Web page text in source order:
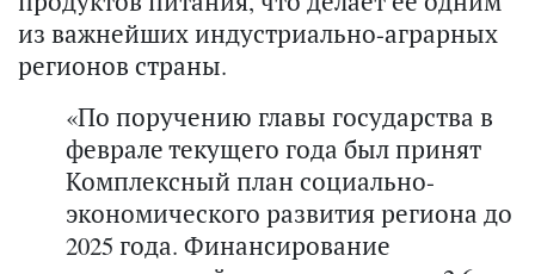
из важнейших индустриально-аграрных
регионов страны.
«По поручению главы государства в
феврале текущего года был принят
Комплексный план социально-
экономического развития региона до
2025 года. Финансирование